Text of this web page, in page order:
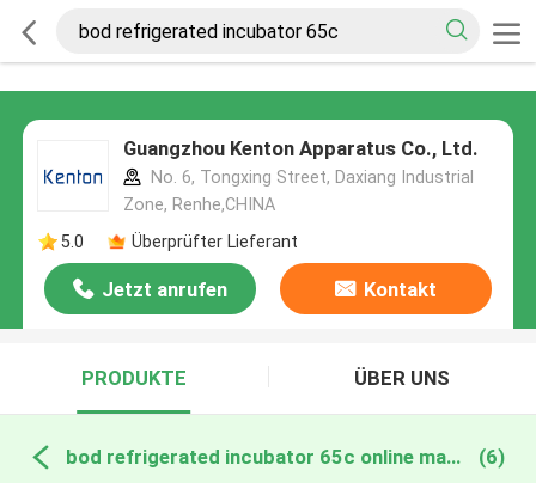
Guangzhou Kenton Apparatus Co., Ltd.
No. 6, Tongxing Street, Daxiang Industrial
Zone, Renhe,CHINA
5.0
Überprüfter Lieferant
Jetzt anrufen Kontakt
PRODUKTE ÜBER UNS
bod refrigerated incubator 65c online manufacture (6)